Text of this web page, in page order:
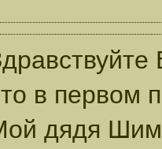
в первом
дядя